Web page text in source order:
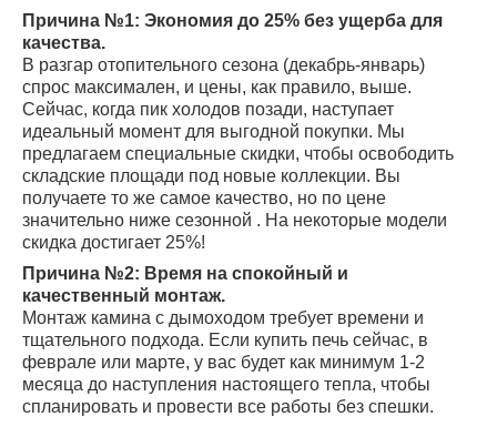
Причина №1: Экономия до 25% без ущерба для
качества.
В разгар отопительного сезона (декабрь-январь)
спрос максимален, и цены, как правило, выше.
Сейчас, когда пик холодов позади, наступает
идеальный момент для выгодной покупки. Мы
предлагаем специальные скидки, чтобы освободить
складские площади под новые коллекции. Вы
получаете то же самое качество, но по цене
значительно ниже сезонной . На некоторые модели
скидка достигает 25%!
Причина №2: Время на спокойный и
качественный монтаж.
Монтаж камина с дымоходом требует времени и
тщательного подхода. Если купить печь сейчас, в
феврале или марте, у вас будет как минимум 1-2
месяца до наступления настоящего тепла, чтобы
спланировать и провести все работы без спешки.